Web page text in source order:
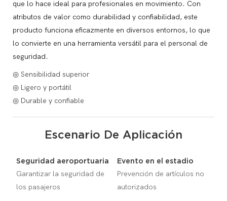
que lo hace ideal para profesionales en movimiento. Con
atributos de valor como durabilidad y confiabilidad, este
producto funciona eficazmente en diversos entornos, lo que
lo convierte en una herramienta versátil para el personal de
seguridad.
◎ Sensibilidad superior
◎ Ligero y portátil
◎ Durable y confiable
Escenario De Aplicación
Seguridad aeroportuaria
Garantizar la seguridad de
los pasajeros
Evento en el estadio
Prevención de artículos no
autorizados